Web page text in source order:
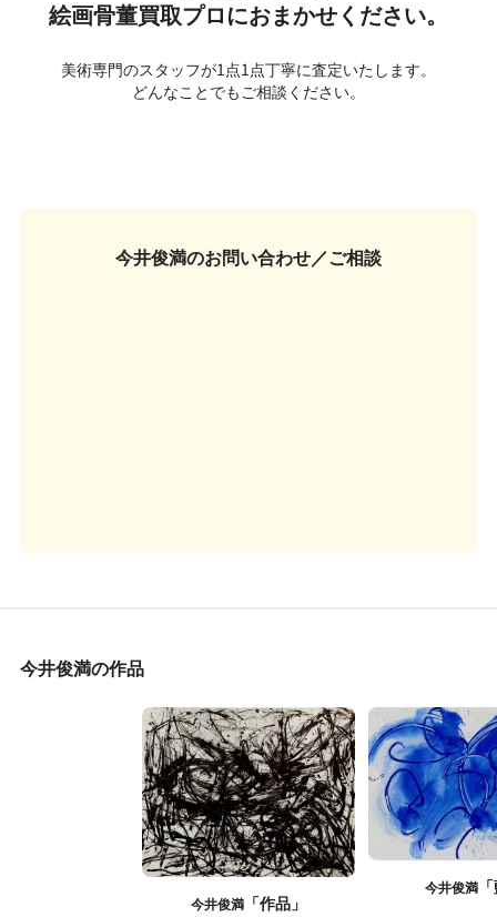
絵画骨董買取プロにおまかせください。
美術専門のスタッフが1点1点丁寧に査定いたします。
どんなことでもご相談ください。
今井俊満のお問い合わせ／ご相談
今井俊満の作品
今井俊満 「作品」
今井俊満